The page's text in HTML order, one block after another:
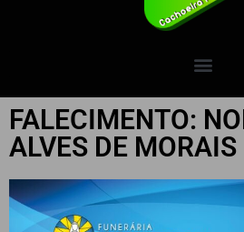
FALECIMENTO:
ALVES DE MORAIS